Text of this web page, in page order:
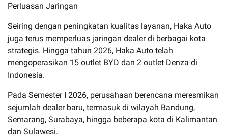
Perluasan Jaringan
Seiring dengan peningkatan kualitas layanan, Haka Auto
juga terus memperluas jaringan dealer di berbagai kota
strategis. Hingga tahun 2026, Haka Auto telah
mengoperasikan 15 outlet BYD dan 2 outlet Denza di
Indonesia.
Pada Semester I 2026, perusahaan berencana meresmikan
sejumlah dealer baru, termasuk di wilayah Bandung,
Semarang, Surabaya, hingga beberapa kota di Kalimantan
dan Sulawesi.